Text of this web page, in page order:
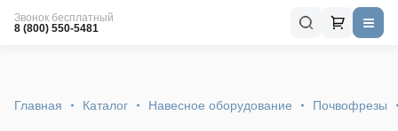
Звонок бесплатный
8 (800) 550-5481
Главная Каталог Навесное оборудование Почвофрезы